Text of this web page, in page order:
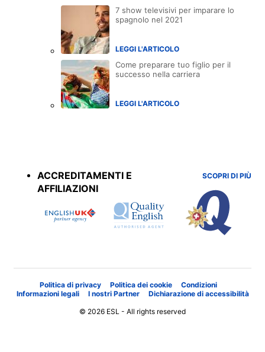
7 show televisivi per imparare lo
spagnolo nel 2021
LEGGI L'ARTICOLO
Come preparare tuo figlio per il
successo nella carriera
LEGGI L'ARTICOLO
ACCREDITAMENTI E
AFFILIAZIONI
SCOPRI DI PIÙ
Politica di privacy Politica dei cookie
Condizioni
Informazioni legali
I nostri Partner
Dichiarazione di accessibilità
© 2026 ESL - All rights reserved